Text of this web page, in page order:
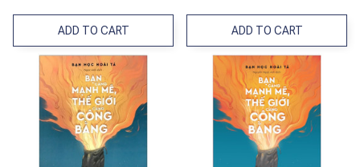
ADD TO CART ADD TO CART